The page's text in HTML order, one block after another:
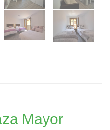
Mayor